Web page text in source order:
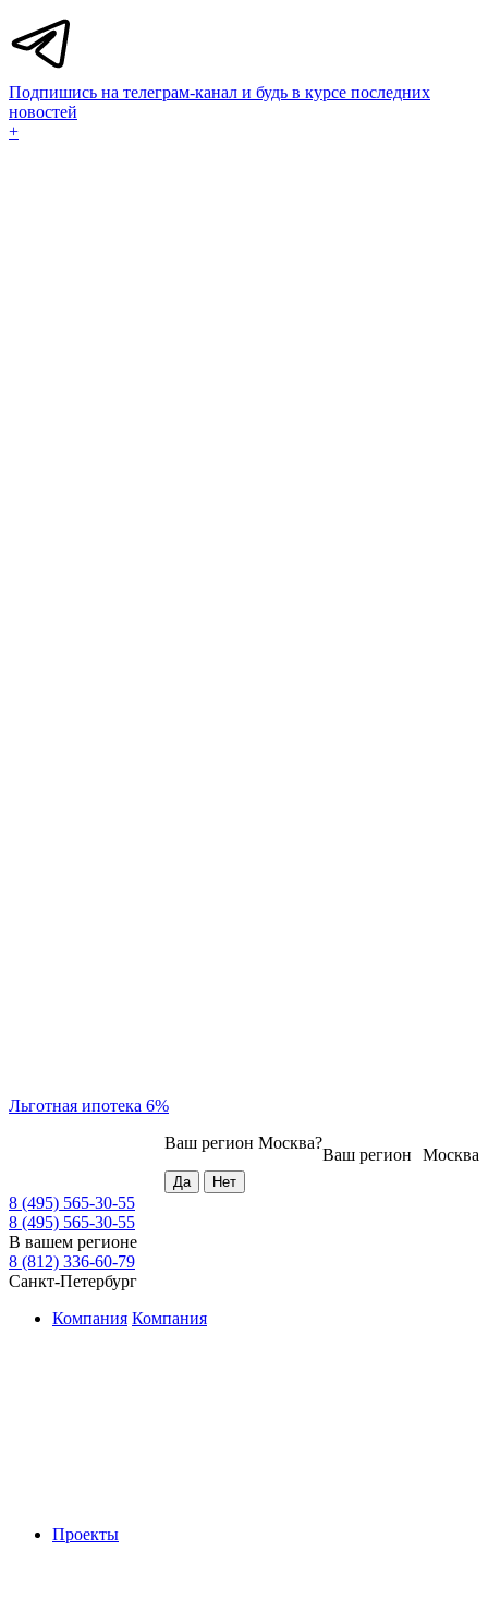
Подпишись на телеграм-канал и будь в курсе последних
новостей
+
Льготная ипотека 6%
Москва
Ваш регион
Ваш регион Москва?
8 (495) 565-30-55
8 (495) 565-30-55
В вашем регионе
8 (812) 336-60-79
Санкт-Петербург
Компания Компания
Проекты